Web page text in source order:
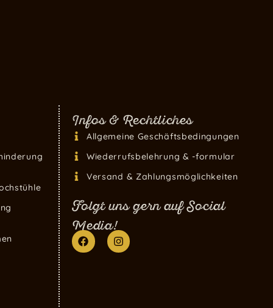
Infos & Rechtliches
Allgemeine Geschäftsbedingungen
Wiederrufsbelehrung & -formular
Versand & Zahlungsmöglichkeiten
Folgt uns gern auf Social
Media!